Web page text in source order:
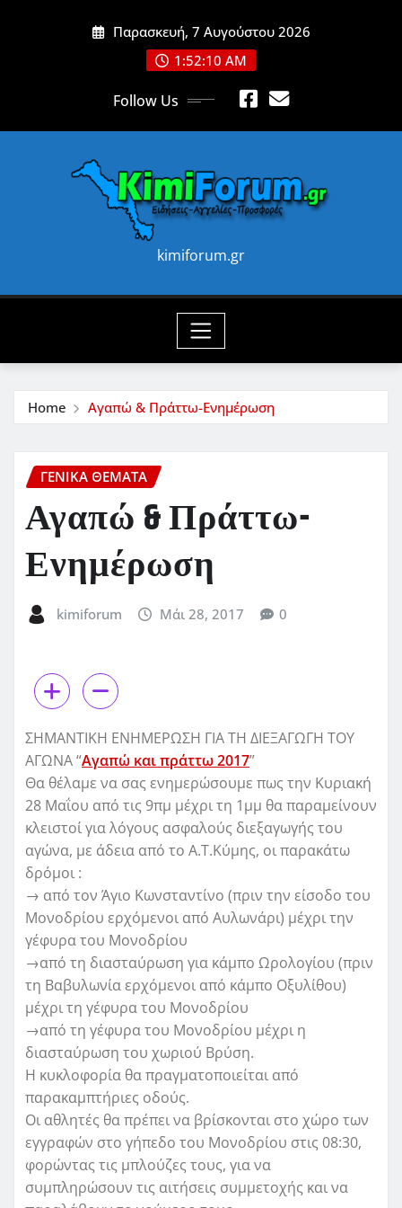
Παρασκευή, 7 Αυγούστου 2026
1:52:12 AM
Follow Us
kimiforum.gr
Home Αγαπώ & Πράττω-Ενημέρωση
ΓΕΝΙΚΑ ΘΕΜΑΤΑ
Αγαπώ & Πράττω-
Ενημέρωση
kimiforum Μάι 28, 2017 0
ΣΗΜΑΝΤΙΚΗ ΕΝΗΜΕΡΩΣΗ ΓΙΑ ΤΗ ΔΙΕΞΑΓΩΓΗ ΤΟΥ
ΑΓΩΝΑ “Αγαπώ και πράττω 2017”
Θα θέλαμε να σας ενημερώσουμε πως την Κυριακή
28 Μαΐου από τις 9πμ μέχρι τη 1μμ θα παραμείνουν
κλειστοί για λόγους ασφαλούς διεξαγωγής του
αγώνα, με άδεια από το Α.Τ.Κύμης, οι παρακάτω
δρόμοι :
→ από τον Άγιο Κωνσταντίνο (πριν την είσοδο του
Μονοδρίου ερχόμενοι από Αυλωνάρι) μέχρι την
γέφυρα του Μονοδρίου
→από τη διασταύρωση για κάμπο Ωρολογίου (πριν
τη Βαβυλωνία ερχόμενοι από κάμπο Οξυλίθου)
μέχρι τη γέφυρα του Μονοδρίου
→από τη γέφυρα του Μονοδρίου μέχρι η
διασταύρωση του χωριού Βρύση.
Η κυκλοφορία θα πραγματοποιείται από
παρακαμπτήριες οδούς.
Οι αθλητές θα πρέπει να βρίσκονται στο χώρο των
εγγραφών στο γήπεδο του Μονοδρίου στις 08:30,
φορώντας τις μπλούζες τους, για να
συμπληρώσουν τις αιτήσεις συμμετοχής και να